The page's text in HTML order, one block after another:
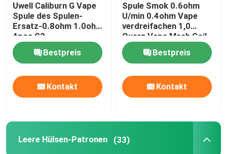
Uwell Caliburn G Vape
Spule des Spulen-
Ersatz-0.8ohm 1.0ohm
4pcs G2
Bestpreis
Kontakt
Spule Smok 0.6ohm
U/min 0.4ohm Vape
verdreifachen 1,0
Quarz Vape Mesh Coil
Replacement Ohm-Sc
1.2ohmBestpreis
Kontakt
Leere Hülsen-Patronen (33)